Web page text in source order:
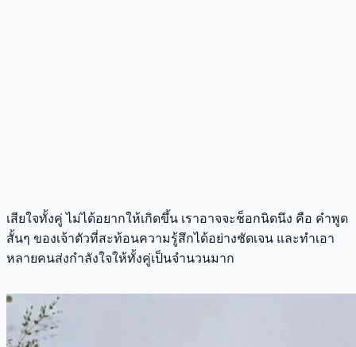
เสียใจทั้งคู่ ไม่ได้อยากให้เกิดขึ้น เราอาจจะช็อกนิดนึง คือ คำพูด
สั้นๆ ของเจ้าตัวที่สะท้อนความรู้สึกได้อย่างชัดเจน และทำเอา
หลายคนส่งกำลังใจให้ทั้งคู่เป็นจำนวนมาก